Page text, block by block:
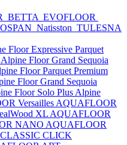
BETTA EVOFLOOR
Natisston TULESNA
Floor Expressive Parquet
Alpine Floor Grand Sequoia
Floor Parquet Premium
Floor Grand Sequoia
Floor Solo Plus Alpine
Versailles AQUAFLOOR
XL AQUAFLOOR
NANO AQUAFLOOR
CLICK